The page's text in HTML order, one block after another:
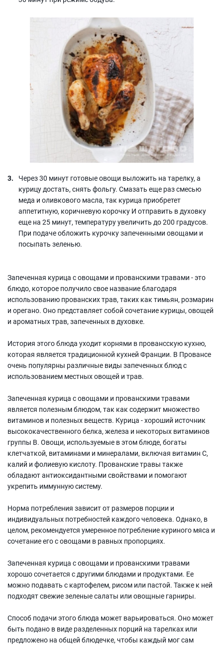
Через 30 минут готовые овощи выложить на тарелку, а
курицу достать, снять фольгу. Смазать еще раз смесью
меда и оливкового масла, так курица приобретет
аппетитную, коричневую корочку И отправить в духовку
еще на 25 минут, температуру увеличить до 200 градусов.
При подаче обложить курочку запеченными овощами и
посыпать зеленью.
Запеченная курица с овощами и прованскими травами - это
блюдо, которое получило свое название благодаря
использованию прованских трав, таких как тимьян, розмарин
и орегано. Оно представляет собой сочетание курицы, овощей
и ароматных трав, запеченных в духовке.
История этого блюда уходит корнями в провансскую кухню,
которая является традиционной кухней Франции. В Провансе
очень популярны различные виды запеченных блюд с
использованием местных овощей и трав.
Запеченная курица с овощами и прованскими травами
является полезным блюдом, так как содержит множество
витаминов и полезных веществ. Курица - хороший источник
высококачественного белка, железа и некоторых витаминов
группы В. Овощи, используемые в этом блюде, богаты
клетчаткой, витаминами и минералами, включая витамин С,
калий и фолиевую кислоту. Прованские травы также
обладают антиоксидантными свойствами и помогают
укрепить иммунную систему.
Норма потребления зависит от размеров порции и
индивидуальных потребностей каждого человека. Однако, в
целом, рекомендуется умеренное потребление куриного мяса и
сочетание его с овощами в равных пропорциях.
Запеченная курица с овощами и прованскими травами
хорошо сочетается с другими блюдами и продуктами. Ее
можно подавать с картофелем, рисом или пастой. Также к ней
подходят свежие зеленые салаты или овощные гарниры.
Способ подачи этого блюда может варьироваться. Оно может
быть подано в виде разделенных порций на тарелках или
предложено на общей блюдечке, чтобы каждый мог сам